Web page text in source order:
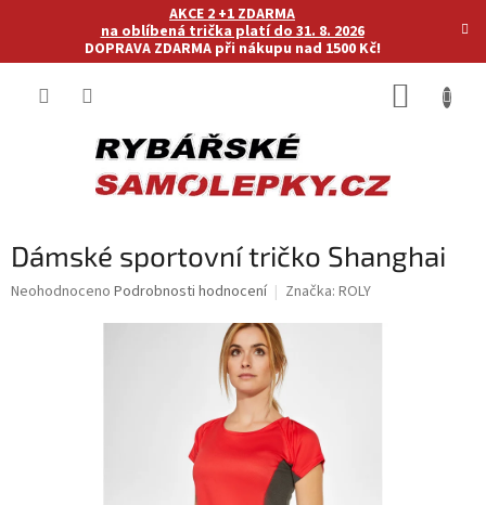
AKCE 2 +1 ZDARMA
na oblíbená trička platí do 31. 8. 2026
DOPRAVA ZDARMA při nákupu nad 1500 Kč!
Dámské sportovní tričko Shanghai
Průměrné
Neohodnoceno Podrobnosti hodnocení Značka: ROLY